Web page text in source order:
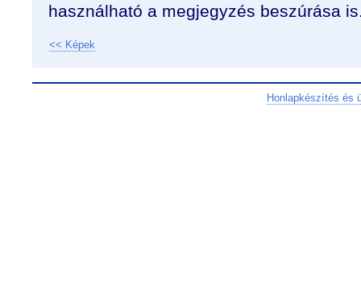
használható a megjegyzés beszúrása
<< Képek
Honlapkészítés és